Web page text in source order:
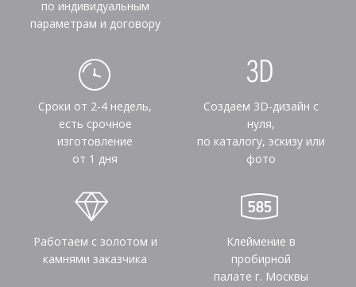
по индивидуальным
параметрам и договору
Сроки от 2-4 недель,
есть срочное
изготовление
от 1 дня
Создаем 3D-дизайн с
нуля,
по каталогу, эскизу или
фото
Работаем с золотом и
камнями заказчика
Клеймение в
пробирной
палате г. Москвы